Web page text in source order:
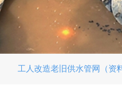
工人改造老旧供水管网（资